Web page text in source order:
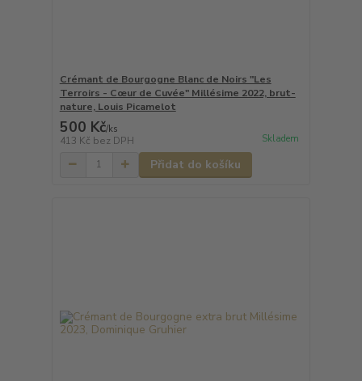
Crémant de Bourgogne Blanc de Noirs "Les
Terroirs - Cœur de Cuvée" Millésime 2022, brut-
nature, Louis Picamelot
500 Kč/ks
413 Kč bez DPH Skladem
Přidat do košíku